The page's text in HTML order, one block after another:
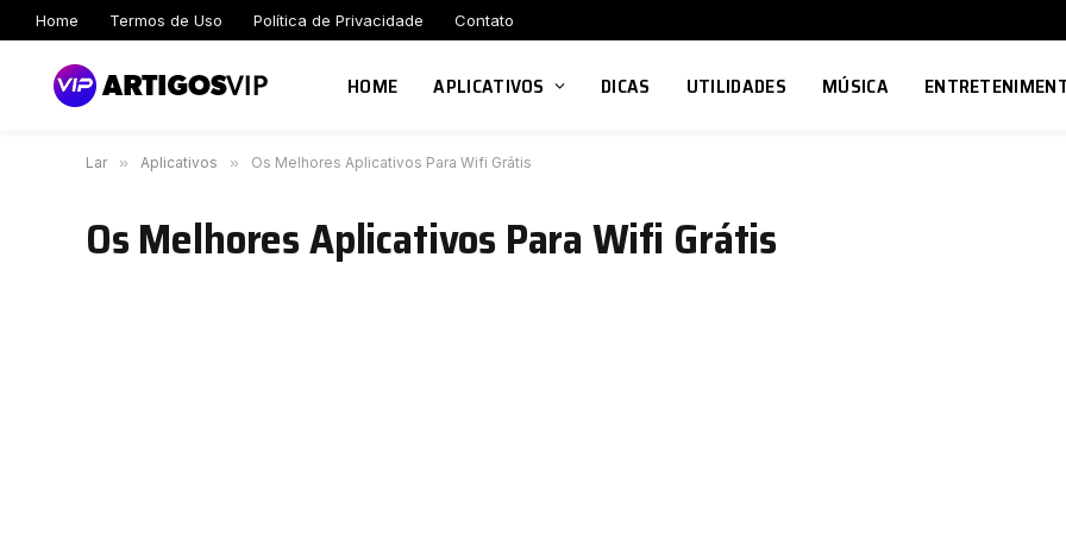
Home Termos de Uso Política de Privacidade Contato
HOME APLICATIVOS DICAS UTILIDADES MÚSICA
Lar » Aplicativos » Os Melhores Aplicativos Para Wifi Grátis
Os Melhores Aplicativos Para Wifi Grátis